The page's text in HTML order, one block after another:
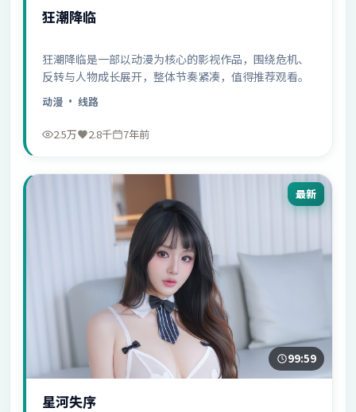
狂潮降临
狂潮降临是一部以动漫为核心的影视作品，围绕危机、
反转与人物成长展开，整体节奏紧凑，值得推荐观看。
动漫 · 线路
2.5万 2.8千 7年前
最新
99:59
星河失序